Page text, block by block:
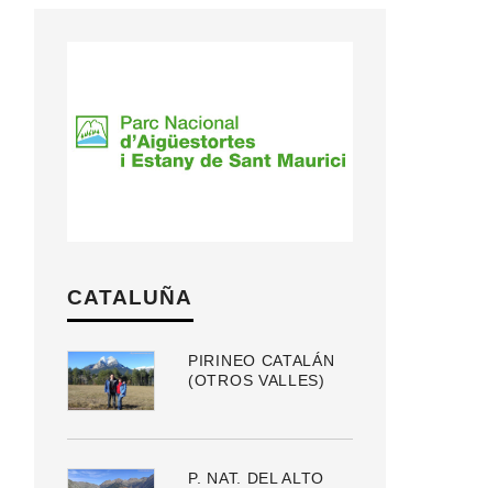
CATALUÑA
PIRINEO CATALÁN
(OTROS VALLES)
P. NAT. DEL ALTO